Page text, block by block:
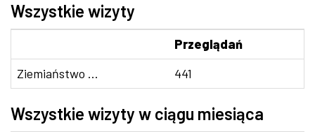
Wszystkie wizyty
Przeglądań
Ziemiaństwo ...
441
Wszystkie wizyty w ciągu miesiąca